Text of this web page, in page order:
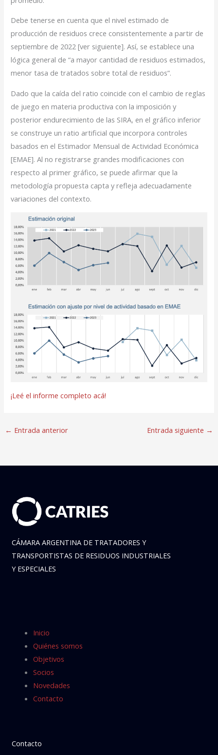
Debe tenerse en cuenta que el nivel estimado de
producción de residuos crece consistentemente a partir de
septiembre de 2022 [ver siguiente]. Así, se establece una
lógica general de “a mayor cantidad de residuos estimados,
menor tasa de tratados sobre total de residuos”.
Dado que la caída del ratio coincide con el cambio de reglas
de juego en materia productiva con la imposición y
posterior endurecimiento de las SIRA, en el gráfico inferior
se construye un ratio artificial que incorpora controles
basados en el Estimador Mensual de Actividad Económica
[EMAE]. Al no registrarse grandes modificaciones con
respecto al primer gráfico, se puede afirmar que la
metodología propuesta capta y refleja adecuadamente
variaciones del contexto.
¡Leé el informe completo acá!
← Entrada anterior Entrada siguiente →
CÁMARA ARGENTINA DE TRATADORES Y
TRANSPORTISTAS DE RESIDUOS INDUSTRIALES
Y ESPECIALES
Inicio
Quiénes somos
Objetivos
Socios
Novedades
Contacto
Contacto